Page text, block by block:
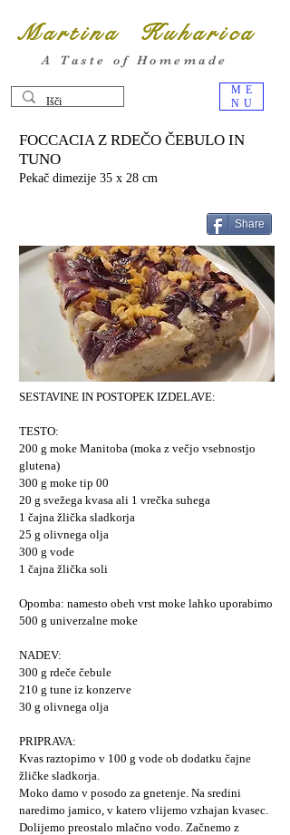
ME
NU
Martina Kuharica
A Taste of Homemade
FOCCACIA Z RDEČO ČEBULO IN
TUNO
Pekač dimezije 35 x 28 cm
Share
SESTAVINE IN POSTOPEK IZDELAVE:
TESTO:
200 g moke Manitoba (moka z večjo vsebnostjo
glutena)
300 g moke tip 00
20 g svežega kvasa ali 1 vrečka suhega
1 čajna žlička sladkorja
25 g olivnega olja
300 g vode
1 čajna žlička soli
Opomba: namesto obeh vrst moke lahko uporabimo
500 g univerzalne moke
NADEV:
300 g rdeče čebule
210 g tune iz konzerve
30 g olivnega olja
PRIPRAVA:
Kvas raztopimo v 100 g vode ob dodatku čajne
žličke sladkorja.
Moko damo v posodo za gnetenje. Na sredini
naredimo jamico, v katero vlijemo vzhajan kvasec.
Dolijemo preostalo mlačno vodo. Začnemo z